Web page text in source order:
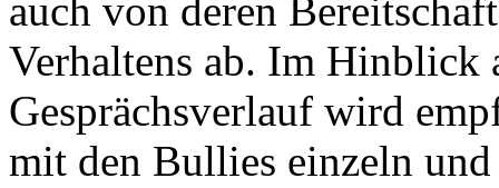
auch von deren
Verhaltens ab. Im Hinblick
Gesprächsverlauf wird
mit den Bullies einzeln